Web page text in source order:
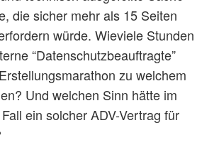
die sicher mehr als 15 Seiten
würde. Wieviele Stunden
“Datenschutzbeauftragte”
zu welchem
Und welchen Sinn hätte im
ein solcher ADV-Vertrag für